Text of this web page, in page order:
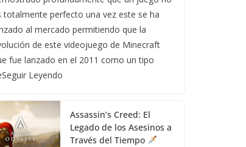
totalmente perfecto una vez este se ha
al mercado permitiendo que la
de este videojuego de Minecraft
fue lanzado en el 2011 como un tipo
Leyendo
Assassin’s Creed: El
Legado de los Asesinos a
Través del Tiempo